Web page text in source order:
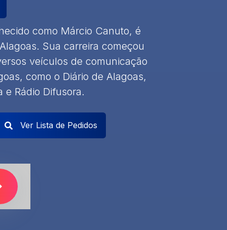
como Márcio Canuto, é
Sua carreira começou
veículos de comunicação
como o Diário de Alagoas,
e Rádio Difusora.
Ver Lista de Pedidos